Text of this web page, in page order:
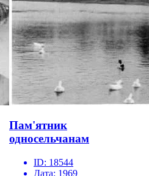
Пам'ятник
односельчанам
ID: 18544
Дата: 1969